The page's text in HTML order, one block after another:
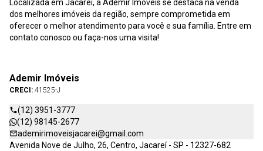
Localizada em Jacareí, a Ademir Imóveis se destaca na venda
dos melhores imóveis da região, sempre comprometida em
oferecer o melhor atendimento para você e sua família. Entre em
contato conosco ou faça-nos uma visita!
Ademir Imóveis
CRECI: 41525-J
(12) 3951-3777
(12) 98145-2677
ademirimoveisjacarei@gmail.com
Avenida Nove de Julho, 26, Centro, Jacareí - SP - 12327-682